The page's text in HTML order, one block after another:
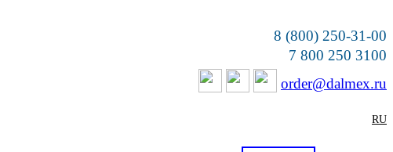
8 (800) 250-31-00
7 800 250 3100
order@dalmex.ru
RU